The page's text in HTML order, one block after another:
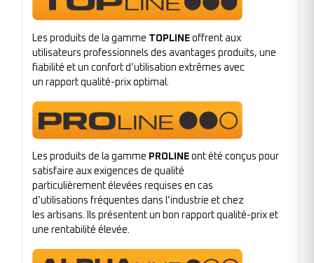
Les produits de la gamme TOPLINE offrent aux
utilisateurs professionnels des avantages produits, une
fiabilité et un confort d’utilisation extrêmes avec
un rapport qualité-prix optimal.
Les produits de la gamme PROLINE ont été conçus pour
satisfaire aux exigences de qualité
particulièrement élevées requises en cas
d’utilisations fréquentes dans l’industrie et chez
les artisans. Ils présentent un bon rapport qualité-prix et
une rentabilité élevée.